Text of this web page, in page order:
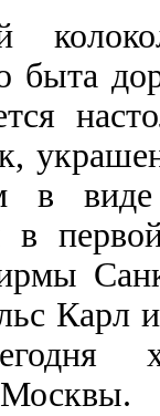
быта
в
в
Карл
Москвы.